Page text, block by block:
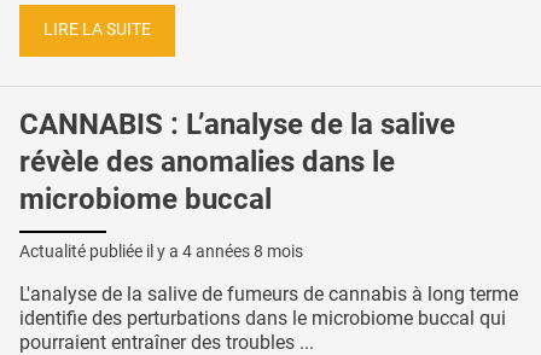
LIRE LA SUITE
CANNABIS : L’analyse de la salive
révèle des anomalies dans le
microbiome buccal
Actualité publiée il y a 4 années 8 mois
L'analyse de la salive de fumeurs de cannabis à long terme
identifie des perturbations dans le microbiome buccal qui
pourraient entraîner des troubles ...